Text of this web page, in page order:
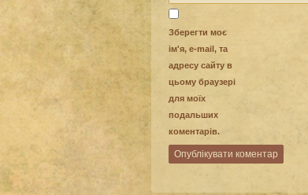
Зберегти моє
ім'я, e-mail, та
адресу сайту в
цьому браузері
для моїх
подальших
коментарів.